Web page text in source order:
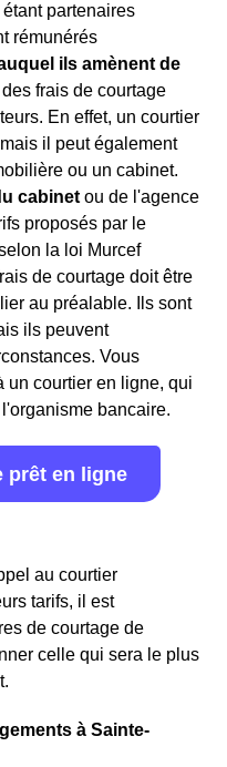
partenaires
rémunérés
ils amènent de
frais de courtage
En effet, un courtier
il peut également
ou un cabinet.
cabinet ou de l'agence
proposés par le
la loi Murcef
de courtage doit être
au préalable. Ils sont
ils peuvent
Vous
un courtier en ligne, qui
bancaire.
prêt en ligne
au courtier
tarifs, il est
de courtage de
celle qui sera le plus
à Sainte-